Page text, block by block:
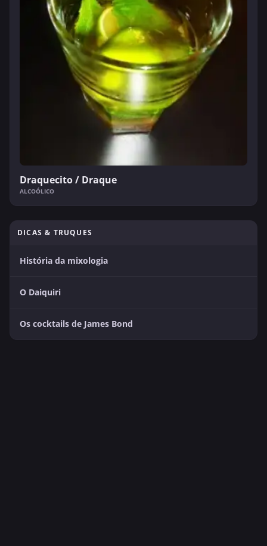
Draquecito / Draque
ALCOÓLICO
DICAS & TRUQUES
História da mixologia
O Daiquiri
Os cocktails de James Bond